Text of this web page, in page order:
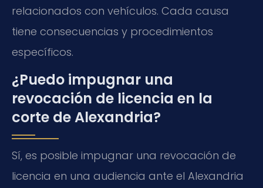
relacionados con vehículos. Cada causa
tiene consecuencias y procedimientos
específicos.
¿Puedo impugnar una
revocación de licencia en la
corte de Alexandria?
Sí, es posible impugnar una revocación de
licencia en una audiencia ante el Alexandria